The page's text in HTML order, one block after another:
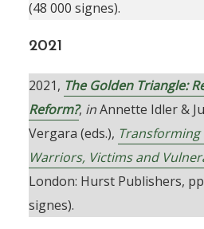
(48 000 signes).
2021
2021, The Golden Triangle:
Reform?, inAnnette Idler &
Vergara (eds.),
Warriors, Victims and
London: Hurst Publishers,
signes).